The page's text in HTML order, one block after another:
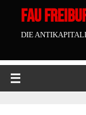
FAU
DIE